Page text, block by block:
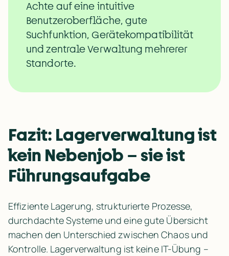
Achte auf eine intuitive
Benutzeroberfläche, gute
Suchfunktion, Gerätekompatibilität
und zentrale Verwaltung mehrerer
Standorte.
Fazit: Lagerverwaltung ist
kein Nebenjob – sie ist
Führungsaufgabe
Effiziente Lagerung, strukturierte Prozesse,
durchdachte Systeme und eine gute Übersicht
machen den Unterschied zwischen Chaos und
Kontrolle. Lagerverwaltung ist keine IT-Übung –